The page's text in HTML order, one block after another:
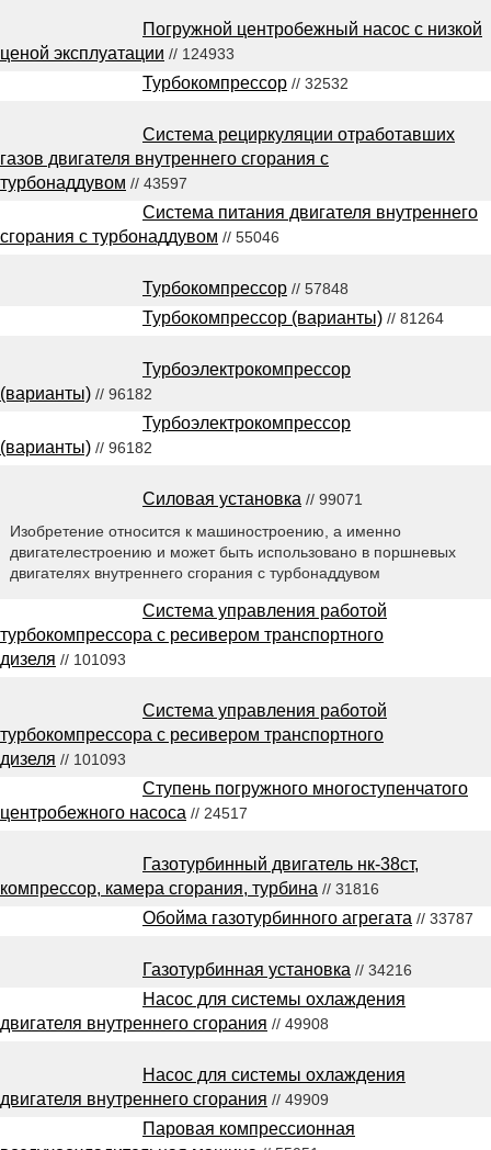
Погружной центробежный насос с низкой
ценой эксплуатации // 124933
Турбокомпрессор // 32532
Система рециркуляции отработавших
газов двигателя внутреннего сгорания с
турбонаддувом // 43597
Система питания двигателя внутреннего
сгорания с турбонаддувом // 55046
Турбокомпрессор // 57848
Турбокомпрессор (варианты) // 81264
Турбоэлектрокомпрессор
(варианты) // 96182
Турбоэлектрокомпрессор
(варианты) // 96182
Силовая установка // 99071
Изобретение относится к машиностроению, а именно
двигателестроению и может быть использовано в поршневых
двигателях внутреннего сгорания с турбонаддувом
Система управления работой
турбокомпрессора с ресивером транспортного
дизеля // 101093
Система управления работой
турбокомпрессора с ресивером транспортного
дизеля // 101093
Ступень погружного многоступенчатого
центробежного насоса // 24517
Газотурбинный двигатель нк-38ст,
компрессор, камера сгорания, турбина // 31816
Обойма газотурбинного агрегата // 33787
Газотурбинная установка // 34216
Насос для системы охлаждения
двигателя внутреннего сгорания // 49908
Насос для системы охлаждения
двигателя внутреннего сгорания // 49909
Паровая компрессионная